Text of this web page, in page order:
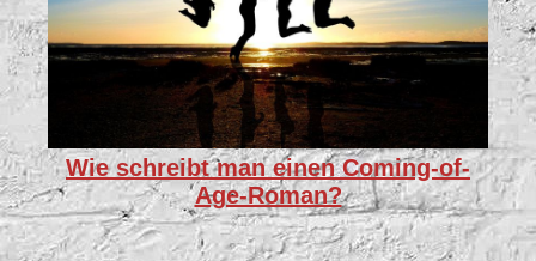
Wie schreibt man einen Coming-of-
Age-Roman?